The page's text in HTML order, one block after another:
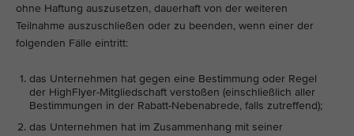
ohne Haftung auszusetzen, dauerhaft von der weiteren
Teilnahme auszuschließen oder zu beenden, wenn einer der
folgenden Fälle eintritt:
das Unternehmen hat gegen eine Bestimmung oder Regel
der HighFlyer-Mitgliedschaft verstoßen (einschließlich aller
Bestimmungen in der Rabatt-Nebenabrede, falls zutreffend);
das Unternehmen hat im Zusammenhang mit seiner